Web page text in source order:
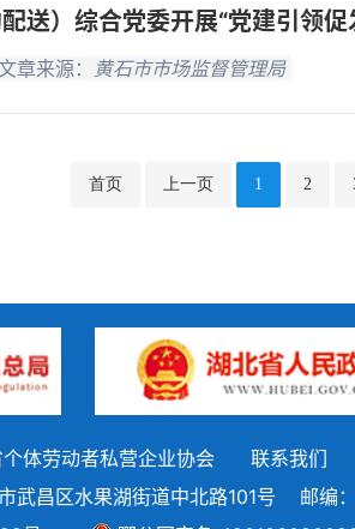
送）综合党委开展“党建引领促
章来源： 黄石市市场监督管理局
首页 上一页 1 2
体劳动者私营企业协会
联系我们
武昌区水果湖街道中北路101号
邮编